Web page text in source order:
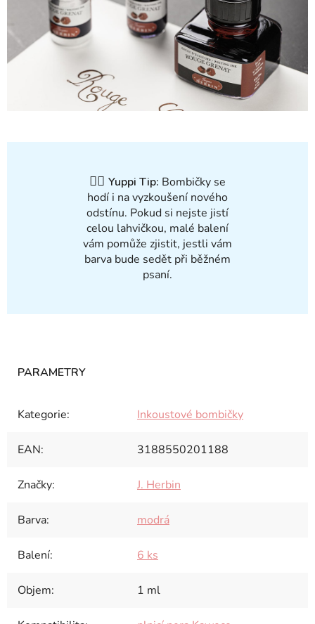
✍🏻 Yuppi Tip: Bombičky se
hodí i na vyzkoušení nového
odstínu. Pokud si nejste jistí
celou lahvičkou, malé balení
vám pomůže zjistit, jestli vám
barva bude sedět při běžném
psaní.
Kategorie: Inkoustové bombičky
EAN: 3188550201188
Značky: J. Herbin
Barva: modrá
Balení: 6 ks
Objem: 1 ml